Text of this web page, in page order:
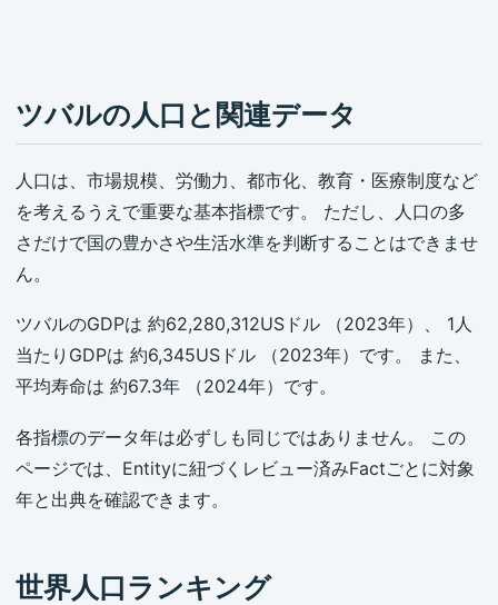
ツバルの人口と関連データ
人口は、市場規模、労働力、都市化、教育・医療制度など
を考えるうえで重要な基本指標です。 ただし、人口の多
さだけで国の豊かさや生活水準を判断することはできませ
ん。
ツバルのGDPは 約62,280,312USドル （2023年）、 1人
当たりGDPは 約6,345USドル （2023年）です。 また、
平均寿命は 約67.3年 （2024年）です。
各指標のデータ年は必ずしも同じではありません。 この
ページでは、Entityに紐づくレビュー済みFactごとに対象
年と出典を確認できます。
世界人口ランキング